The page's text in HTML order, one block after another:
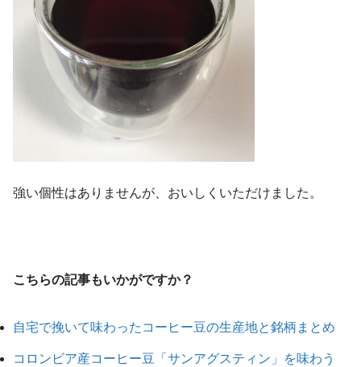
強い個性はありませんが、おいしくいただけました。
こちらの記事もいかがですか？
自宅で挽いて味わったコーヒー豆の生産地と銘柄まとめ
コロンビア産コーヒー豆「サンアグスティン」を味わう